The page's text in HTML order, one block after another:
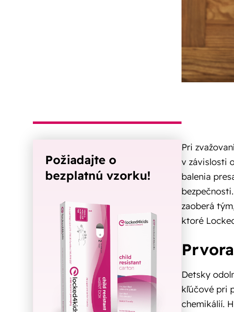
Požiadajte o
bezplatnú vzorku!
Pri
v závislosti
balenia
zaoberá
ktoré
Detsky
kľúčové pri
chemikálií.